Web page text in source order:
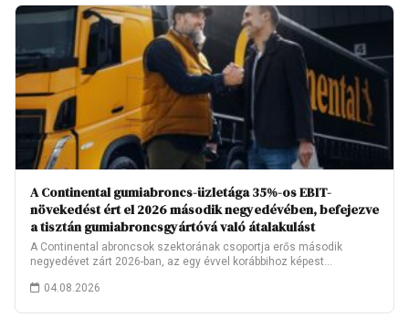
A Continental gumiabroncs-üzletága 35%-os EBIT-
növekedést ért el 2026 második negyedévében, befejezve
a tisztán gumiabroncsgyártóvá való átalakulást
A Continental abroncsok szektorának csoportja erős második
negyedévet zárt 2026-ban, az egy évvel korábbihoz képest…
04.08.2026